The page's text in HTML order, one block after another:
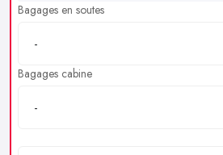
Bagages en soutes
Bagages cabine